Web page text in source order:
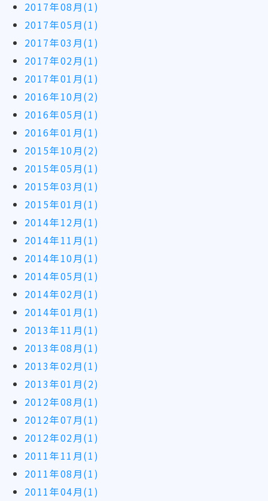
2017年08月(1)
2017年05月(1)
2017年03月(1)
2017年02月(1)
2017年01月(1)
2016年10月(2)
2016年05月(1)
2016年01月(1)
2015年10月(2)
2015年05月(1)
2015年03月(1)
2015年01月(1)
2014年12月(1)
2014年11月(1)
2014年10月(1)
2014年05月(1)
2014年02月(1)
2014年01月(1)
2013年11月(1)
2013年08月(1)
2013年02月(1)
2013年01月(2)
2012年08月(1)
2012年07月(1)
2012年02月(1)
2011年11月(1)
2011年08月(1)
2011年04月(1)